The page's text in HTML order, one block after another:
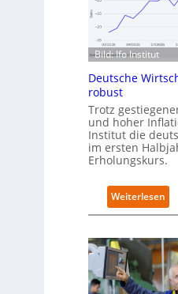
m
s
a
i
B
i
t
k
m
-
D
S
I
-
I
Bild: Ifo Institut
Deutsche
robust
Trotz
und hoher
Institut die
im ersten
Erholungskurs.
Weiterlesen:
D
u
t
s
c